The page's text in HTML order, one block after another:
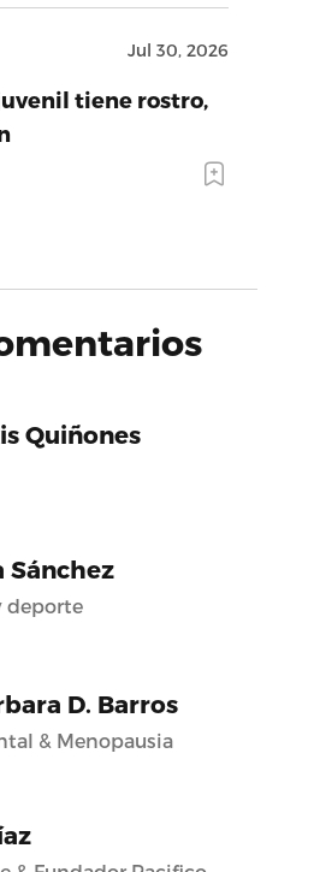
Jul 30, 2026
tiene rostro,
Quiñones
Sánchez
deporte
D. Barros
& Menopausia